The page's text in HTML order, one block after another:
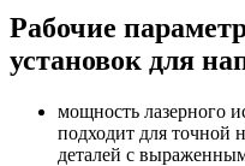
Рабочие
установок для
мощность лазерного
подходит для точной
деталей с